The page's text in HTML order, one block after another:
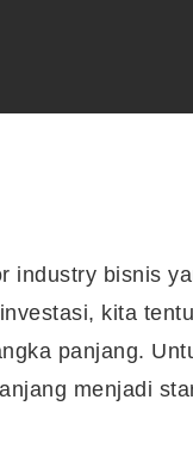
industry bisnis
kita
panjang.
menjadi